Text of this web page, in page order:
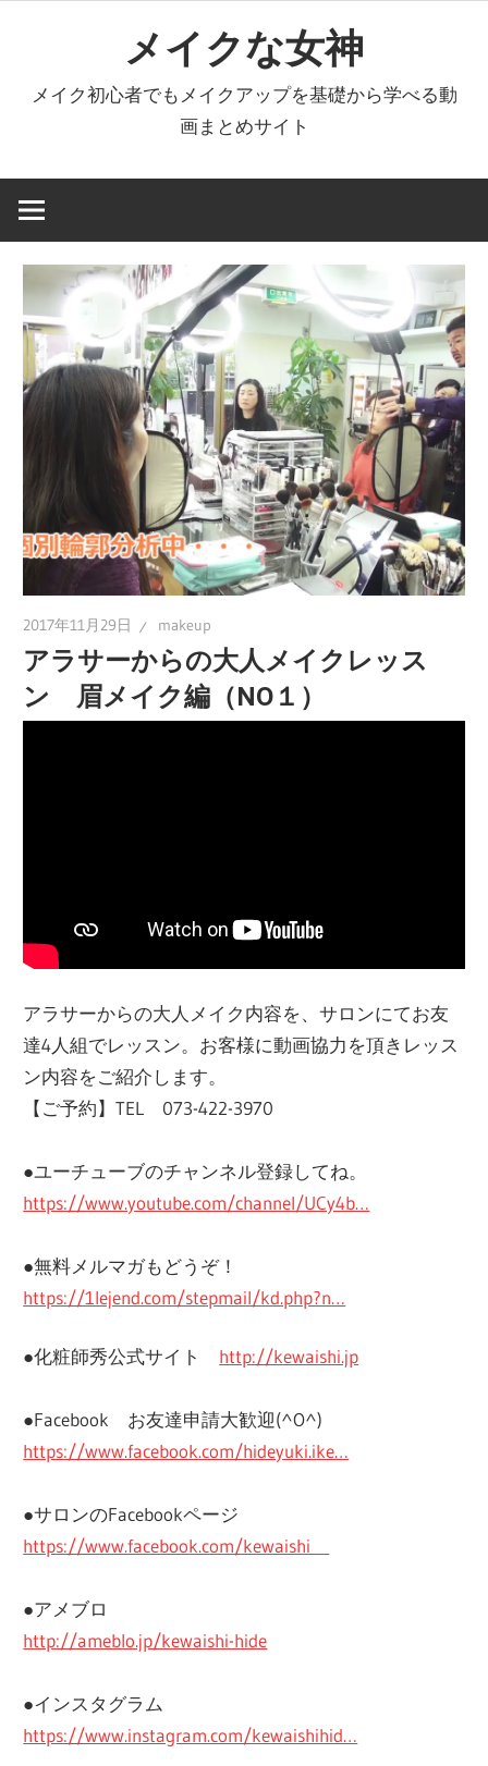
へ
キ
メイクな女神
メイク初心者でもメイクアップを基礎から学べる動
画まとめサイト
2017年11月29日 makeup
アラサーからの大人メイクレッス
ン 眉メイク編（NO１）
アラサーからの大人メイク内容を、サロンにてお友
達4人組でレッスン。お客様に動画協力を頂きレッス
ン内容をご紹介します。
【ご予約】TEL 073-422-3970
●ユーチューブのチャンネル登録してね。
https://www.youtube.com/channel/UCy4b…
●無料メルマガもどうぞ！
https://1lejend.com/stepmail/kd.php?n…
●化粧師秀公式サイト http://kewaishi.jp
●Facebook お友達申請大歓迎(^O^)
https://www.facebook.com/hideyuki.ike…
●サロンのFacebookページ
https://www.facebook.com/kewaishi
●アメブロ
http://ameblo.jp/kewaishi-hide
●インスタグラム
https://www.instagram.com/kewaishihid…